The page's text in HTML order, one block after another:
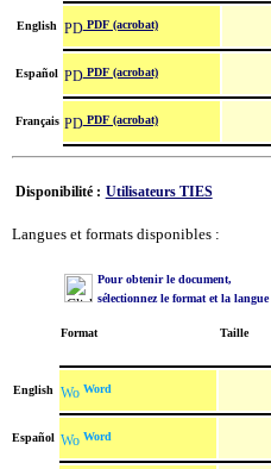
English PDF (acrobat)
Español PDF (acrobat)
Français PDF (acrobat)
Disponibilité : Utilisateurs TIES
Langues et formats disponibles :
Pour obtenir le document,
sélectionnez le format et la langue
Format Taille
English Word
Español Word